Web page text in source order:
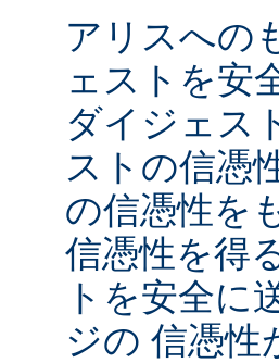
アリスへの
ェストを安
ダイジェス
ストの信憑
の信憑性を
信憑性を得
トを安全に
ジの 信憑性